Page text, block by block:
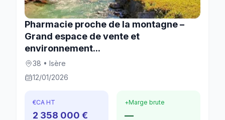
Pharmacie proche de la montagne –
Grand espace de vente et
environnement...
38 • Isère
12/01/2026
€CA HT
2 358 000 €
+Marge brute
—